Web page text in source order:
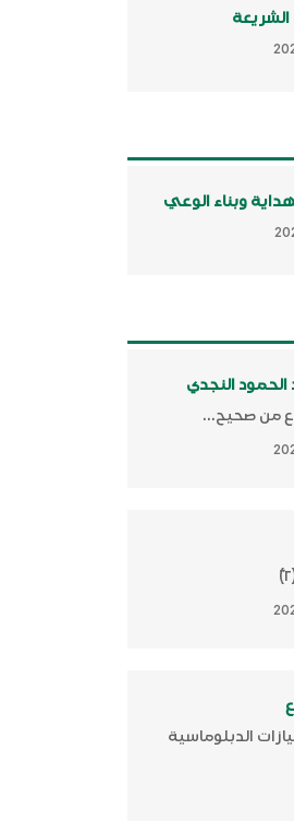
الشريعة
وبناء الوعي
النجدي
من صحيح...
الدبلوماسية